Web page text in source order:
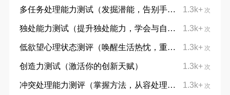
1.3k+ 次
多任务处理能力测试（发掘潜能，告别手忙脚乱）
1.3k+ 次
独处能力测试（提升独处能力，学会与自己对话）
1.3k+ 次
低欲望心理状态测评（唤醒生活热忱，重拾向上力量）
1.3k+ 次
创造力测试（激活你的创新天赋）
1.3k+ 次
冲突处理能力测评（掌握方法，从容处理分歧）